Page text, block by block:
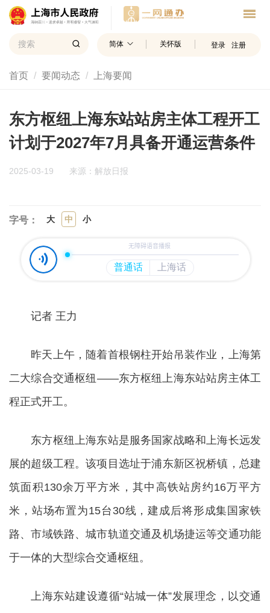
简体 关怀版 登录 注册
首页 要闻动态 上海要闻
东方枢纽上海东站站房主体工程开工
计划于2027年7月具备开通运营条件
2025-03-19 来源：解放日报
字号： 大 中 小
记者 王力
昨天上午，随着首根钢柱开始吊装作业，上海第
二大综合交通枢纽——东方枢纽上海东站站房主体工
程正式开工。
东方枢纽上海东站是服务国家战略和上海长远发
展的超级工程。该项目选址于浦东新区祝桥镇，总建
筑面积130余万平方米，其中高铁站房约16万平方
米，站场布置为15台30线，建成后将形成集国家铁
路、市域铁路、城市轨道交通及机场捷运等交通功能
于一体的大型综合交通枢纽。
上海东站建设遵循“站城一体”发展理念，以交通